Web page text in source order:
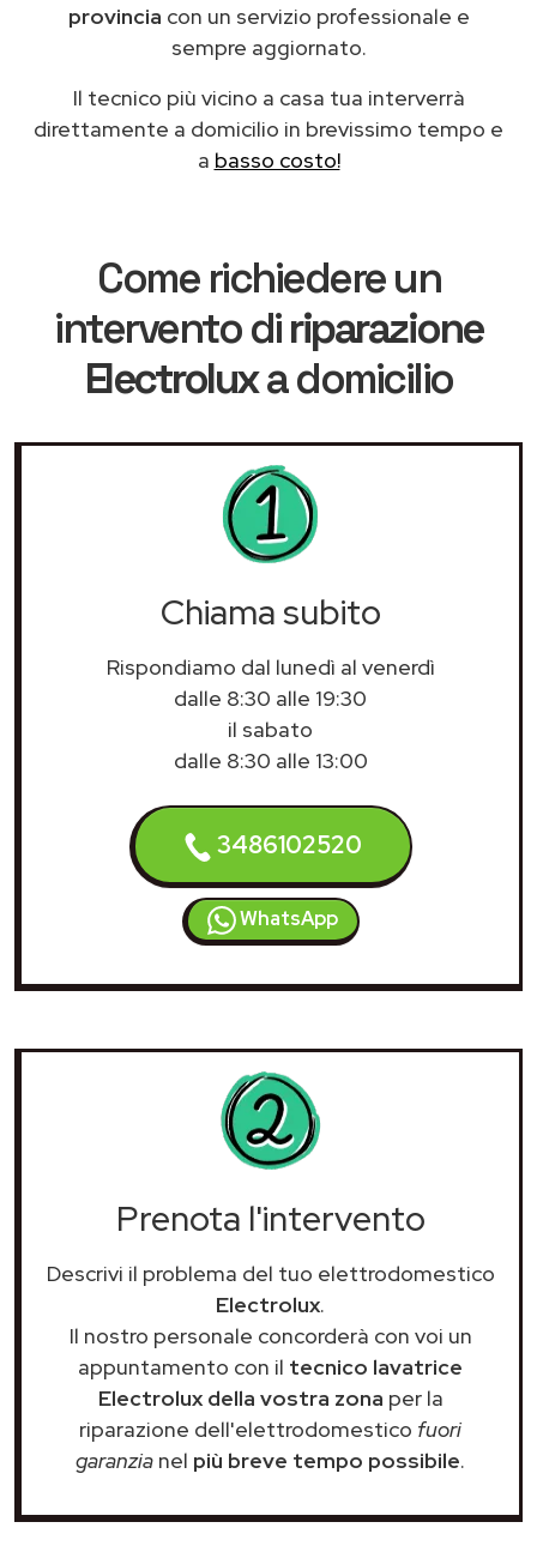
provincia con un servizio professionale e
sempre aggiornato.
Il tecnico più vicino a casa tua interverrà
direttamente a domicilio in brevissimo tempo e
a basso costo!
Come richiedere un
intervento diriparazione
Electroluxa domicilio
Chiama subito
Rispondiamo dal lunedì al venerdì
dalle 8:30 alle 19:30
il sabato
dalle 8:30 alle 13:00
3486102520
WhatsApp
Prenota l'intervento
Descrivi il problema del tuo elettrodomestico
Electrolux.
Il nostro personale concorderà con voi un
appuntamento con il tecnico lavatrice
Electrolux della vostra zona per la
riparazione dell'elettrodomestico fuori
garanzia nel più breve tempo possibile.